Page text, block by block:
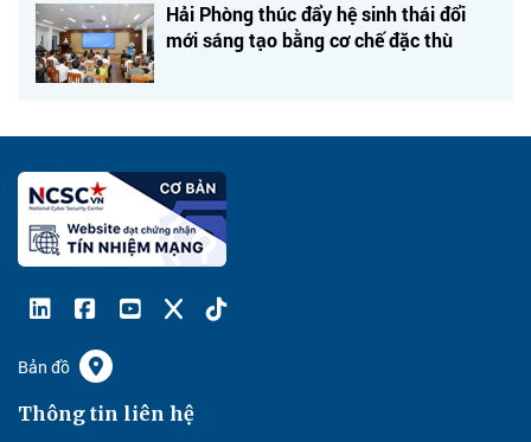
Hải Phòng thúc đẩy hệ sinh thái đổi
mới sáng tạo bằng cơ chế đặc thù
Bản đồ
Thông tin liên hệ